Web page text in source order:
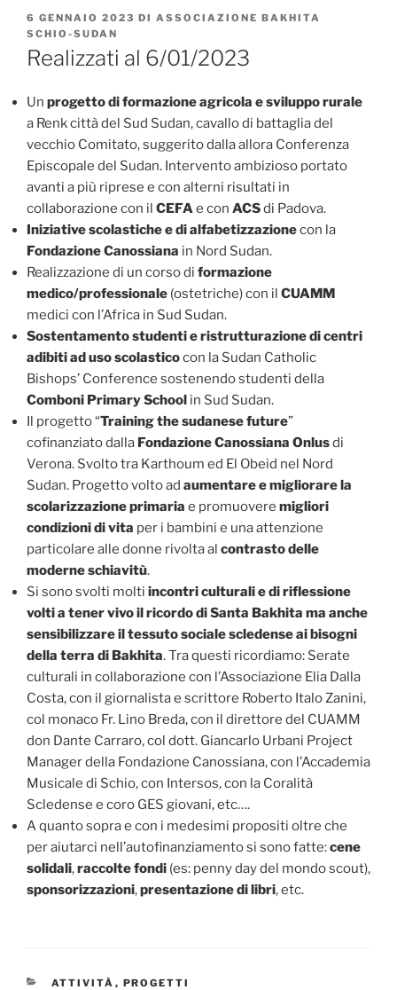
PUBBLICATO
IL
6 GENNAIO 2023 DI ASSOCIAZIONE BAKHITA
SCHIO-SUDAN
Realizzati al 6/01/2023
Un progetto di formazione agricola e sviluppo rurale
a Renk città del Sud Sudan, cavallo di battaglia del
vecchio Comitato, suggerito dalla allora Conferenza
Episcopale del Sudan. Intervento ambizioso portato
avanti a più riprese e con alterni risultati in
collaborazione con il CEFAe con ACSdi Padova.
Iniziative scolastiche e di alfabetizzazionecon la
Fondazione Canossiana in Nord Sudan.
Realizzazione di un corso di formazione
medico/professionale (ostetriche) con il CUAMM
medici con l’Africa in Sud Sudan.
Sostentamento studenti e ristrutturazione di centri
adibiti ad uso scolasticocon la Sudan Catholic
Bishops’ Conference sostenendo studenti della
Comboni Primary School in Sud Sudan.
Il progetto “Training the sudanese future”
cofinanziato dalla Fondazione Canossiana Onlusdi
Verona. Svolto tra Karthoum ed El Obeid nel Nord
Sudan. Progetto volto ad aumentare e migliorare la
scolarizzazione primaria e promuovere migliori
condizioni di vita per i bambini e una attenzione
particolare alle donne rivolta al contrasto delle
moderne schiavitù.
Si sono svolti molti incontri culturali e di riflessione
volti a tener vivo il ricordo di Santa Bakhita ma anche
sensibilizzare il tessuto sociale scledense ai bisogni
della terra di Bakhita. Tra questi ricordiamo: Serate
culturali in collaborazione con l’Associazione Elia Dalla
Costa, con il giornalista e scrittore Roberto Italo Zanini,
col monaco Fr. Lino Breda, con il direttore del CUAMM
don Dante Carraro, col dott. Giancarlo Urbani Project
Manager della Fondazione Canossiana, con l’Accademia
Musicale di Schio, con Intersos, con la Coralità
Scledense e coro GES giovani, etc….
A quanto sopra e con i medesimi propositi oltre che
per aiutarci nell’autofinanziamento si sono fatte:cene
solidali,raccolte fondi (es: penny day del mondo scout),
sponsorizzazioni,presentazione di libri, etc.
CATEGORIE
ATTIVITÀ , PROGETTI